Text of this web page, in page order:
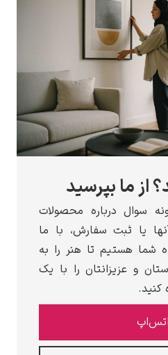
از ما بپرسید
سوال درباره محصولات
یا ثبت سفارش، با ما
شما هستیم تا هنر را به
و عزیزانتان را با یک
کنید.